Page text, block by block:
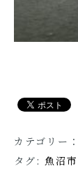
カテゴリー：
タグ: 魚沼市